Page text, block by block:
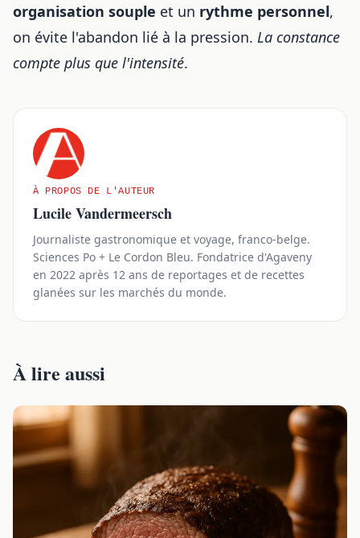
organisation souple et un rythme personnel,
on évite l'abandon lié à la pression. La constance
compte plus que l'intensité.
À PROPOS DE L'AUTEUR
Lucile Vandermeersch
Journaliste gastronomique et voyage, franco-belge.
Sciences Po + Le Cordon Bleu. Fondatrice d'Agaveny
en 2022 après 12 ans de reportages et de recettes
glanées sur les marchés du monde.
À lire aussi